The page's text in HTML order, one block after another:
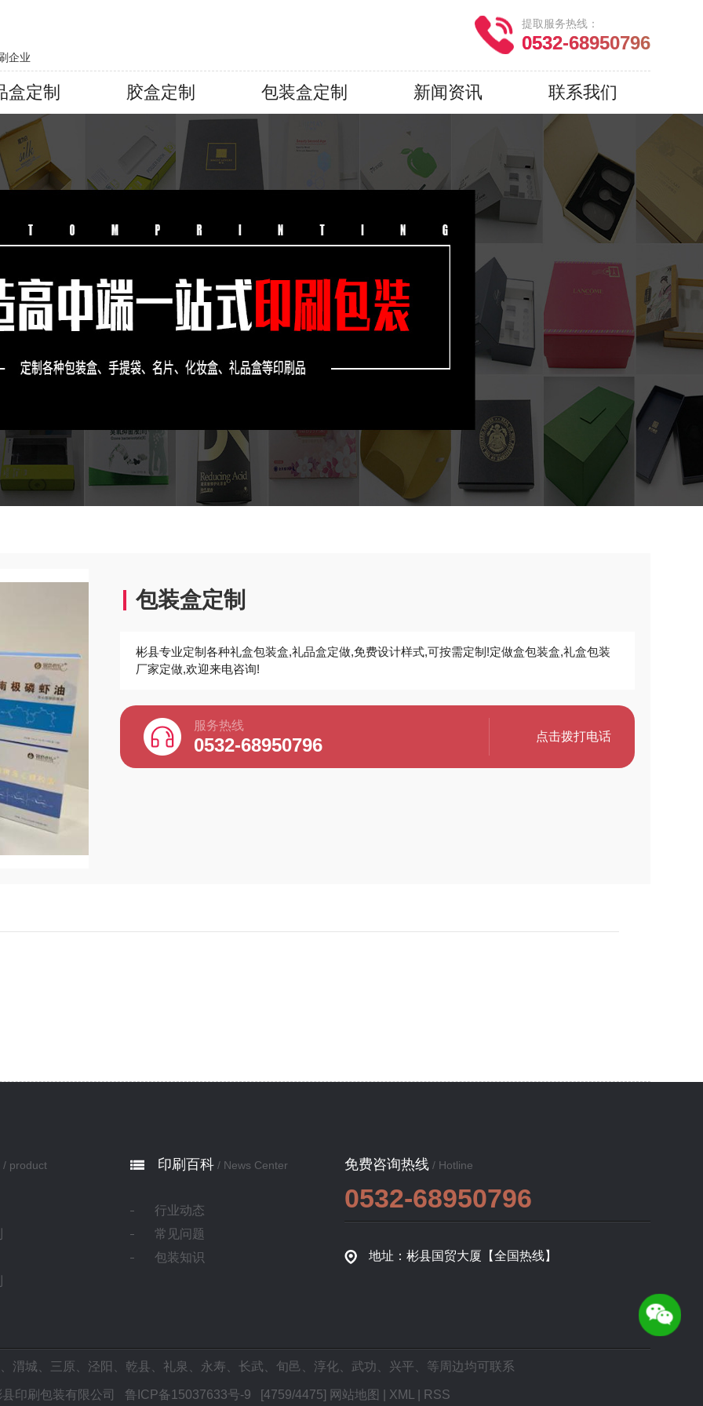
企业
提取服务热线：
0532-68950796
盒定制 胶盒定制 包装盒定制 新闻资讯 联系我们
包装盒定制
彬县专业定制各种礼盒包装盒,礼品盒定做,免费设计样式,可按需定制!定做盒包装盒,礼盒包装
厂家定做,欢迎来电咨询!
服务热线
0532-68950796 点击拨打电话
免费咨询热线 / Hotline
0532-68950796
地址：彬县国贸大厦【全国热线】
/ product 印刷百科/ News Center
行业动态
常见问题
包装知识
渭城 三原 泾阳 乾县 礼泉 永寿 长武 旬邑 淳化 武功 兴平 、等周边均可联系
印刷包装有限公司 鲁ICP备15037633号-9 [4759/4475] 网站地图 XML RSS